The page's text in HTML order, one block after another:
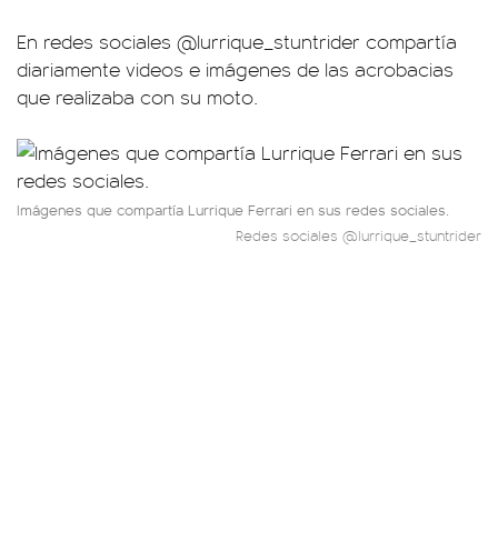
En redes sociales @lurrique_stuntrider compartía
diariamente videos e imágenes de las acrobacias
que realizaba con su moto.
Imágenes que compartía Lurrique Ferrari en sus redes sociales.
Redes sociales @lurrique_stuntrider